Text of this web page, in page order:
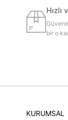
bir o
KURUMSAL